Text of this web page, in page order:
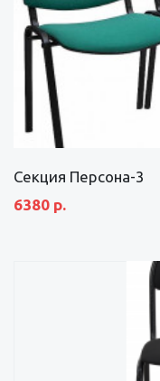
Секция Персона-3
6380 р.